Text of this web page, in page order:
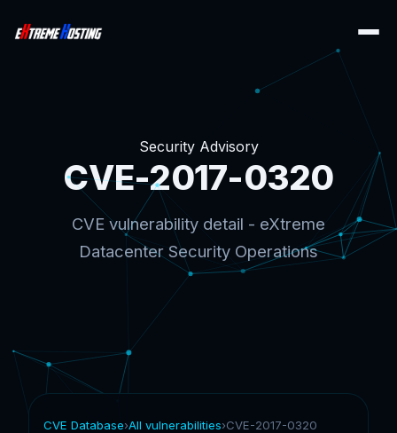
Security Advisory
CVE-2017-0320
CVE vulnerability detail - eXtreme
Datacenter Security Operations
CVE Database›All vulnerabilities›CVE-2017-0320